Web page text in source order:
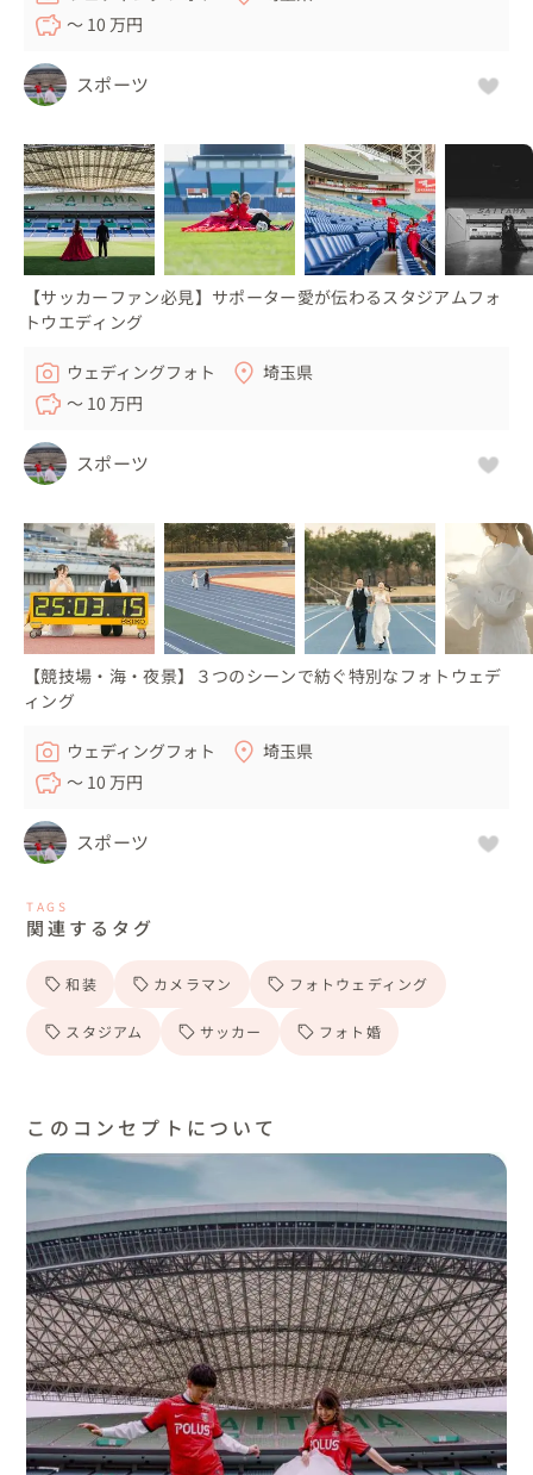
〜 10 万円
スポーツ
【サッカーファン必見】サポーター愛が伝わるスタジアムフォ
トウエディング
ウェディングフォト
埼玉県
〜 10 万円
スポーツ
【競技場・海・夜景】３つのシーンで紡ぐ特別なフォトウェデ
ィング
ウェディングフォト
埼玉県
〜 10 万円
スポーツ
TAGS
関連するタグ
和装 カメラマン フォトウェディング
スタジアム サッカー フォト婚
このコンセプトについて